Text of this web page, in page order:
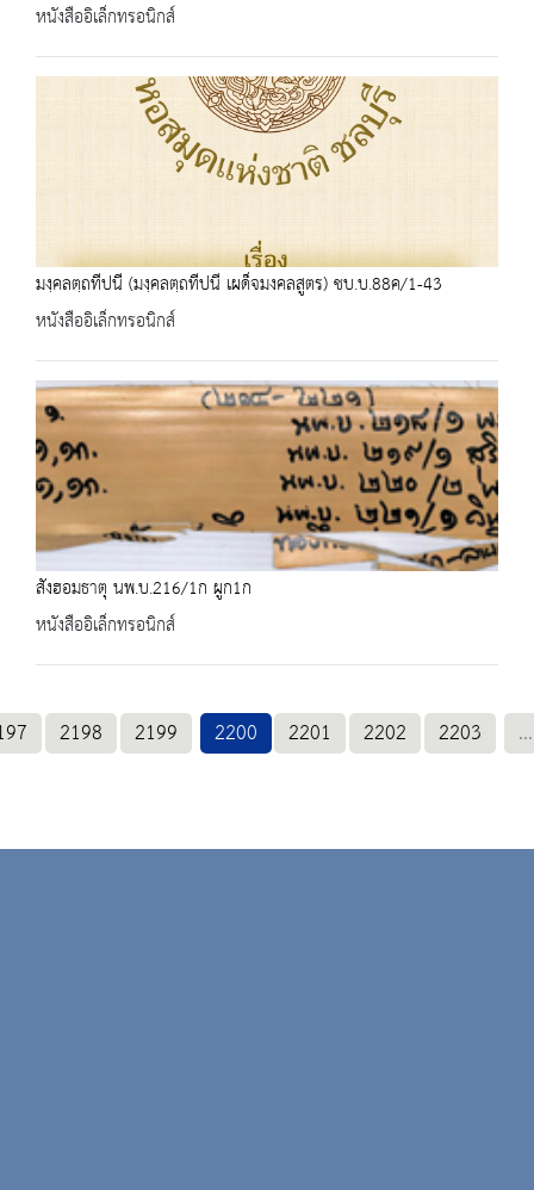
หนังสืออิเล็กทรอนิกส์
มงฺคลตฺถทีปนี (มงฺคลตฺถทีปนี เผด็จมงคลสูตร) ชบ.บ.88ค/1-43
หนังสืออิเล็กทรอนิกส์
สังฮอมธาตุ นพ.บ.216/1ก ผูก1ก
หนังสืออิเล็กทรอนิกส์
2198 2199 2200 2201 2202 2203 ...